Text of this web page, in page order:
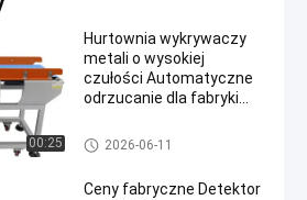
00:25
Hurtownia wykrywaczy
metali o wysokiej
czułości Automatyczne
odrzucanie dla fabryki
Urządzenia do testowania tek
styliów
2026-06-11
Ceny fabryczne Detektor